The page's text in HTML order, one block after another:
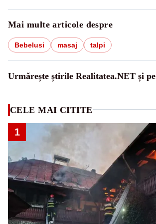
Mai multe articole despre
Bebelusi masaj talpi
Urmărește știrile Realitatea.NET și pe
CELE MAI CITITE
1